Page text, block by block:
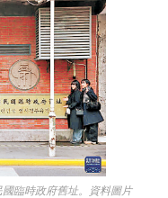
臨時政府舊址。資料圖片